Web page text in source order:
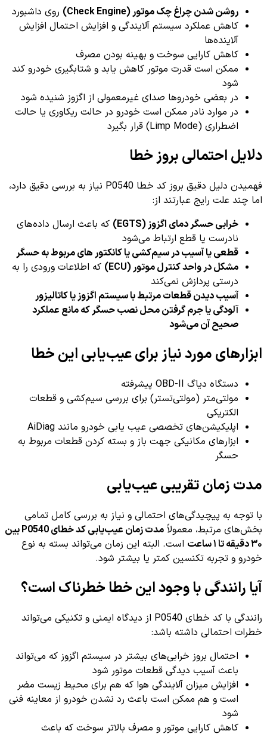
روشن شدن چراغ چک موتور (Check Engine)
روی داشبورد
کاهش عملکرد سیستم آلایندگی و افزایش احتمال افزایش
آلاینده‌ها
کاهش کارایی سوخت و بهینه بودن مصرف
ممکن است قدرت موتور کاهش یابد و شتابگیری خودرو کند
شود
در بعضی خودروها صدای غیرمعمولی از اگزوز شنیده شود
در موارد نادر ممکن است خودرو در حالت ریکاوری یا حالت
اضطراری (Limp Mode) قرار بگیرد
دلایل احتمالی بروز خطا
فهمیدن دلیل دقیق بروز کد خطا P0540 نیاز به بررسی دقیق دارد،
اما چند علت رایج عبارتند از:
خرابی حسگر دمای اگزوز (EGTS)
که باعث ارسال داده‌های
نادرست یا قطع ارتباط می‌شود
قطعی یا آسیب در سیم‌کشی یا کانکتور های مربوط به حسگر
مشکل در واحد کنترل موتور (ECU)
که اطلاعات ورودی را به
درستی پردازش نمی‌کند
آسیب دیدن قطعات مرتبط با سیستم اگزوز یا کاتالیزور
آلودگی یا جرم گرفتن محل نصب حسگر که مانع عملکرد
صحیح آن می‌شود
ابزارهای مورد نیاز برای عیب‌یابی این خطا
دستگاه دیاگ OBD-II پیشرفته
مولتی‌متر (مولتی‌تستر) برای بررسی سیم‌کشی و قطعات
الکتریکی
اپلیکیشن‌های تخصصی عیب یابی خودرو مانند AiDiag
ابزارهای مکانیکی جهت باز و بسته کردن قطعات مربوط به
حسگر
مدت زمان تقریبی عیب‌یابی
با توجه به پیچیدگی‌های احتمالی و نیاز به بررسی کامل تمامی
بخش‌های مرتبط، معمولاً
مدت زمان عیب‌یابی کد خطای P0540 بین
۳۰ دقیقه تا ۱ ساعت
است. البته این زمان می‌تواند بسته به نوع
خودرو و تجربه تکنسین کمتر یا بیشتر شود.
آیا رانندگی با وجود این خطا خطرناک است؟
رانندگی با کد خطای P0540 از دیدگاه ایمنی و تکنیکی می‌تواند
خطرات احتمالی داشته باشد:
احتمال بروز خرابی‌های بیشتر در سیستم اگزوز که می‌تواند
باعث آسیب دیدگی قطعات موتور شود
افزایش میزان آلایندگی هوا که هم برای محیط زیست مضر
است و هم ممکن است باعث رد نشدن خودرو از معاینه فنی
شود
کاهش کارایی موتور و مصرف بالاتر سوخت که باعث